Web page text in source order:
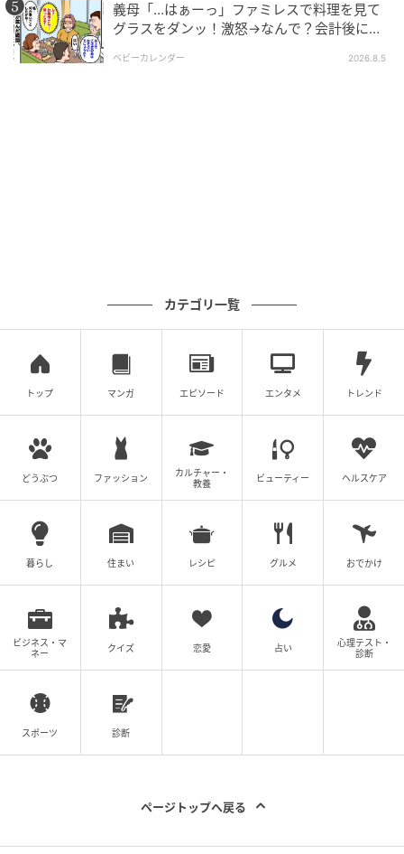
義母「…はぁーっ」ファミレスで料理を見て
グラスをダンッ！激怒→なんで？会計後に知
ベビーカレンダー 2026.8.5
カテゴリ一覧
トップ マンガ エピソード エンタメ トレンド
どうぶつ ファッション
カルチャー・
教養
ビューティー ヘルスケア
暮らし 住まい レシピ グルメ おでかけ
ビジネス・マ
ネー
クイズ 恋愛 占い
心理テスト・
診断
スポーツ 診断
ページトップへ戻る